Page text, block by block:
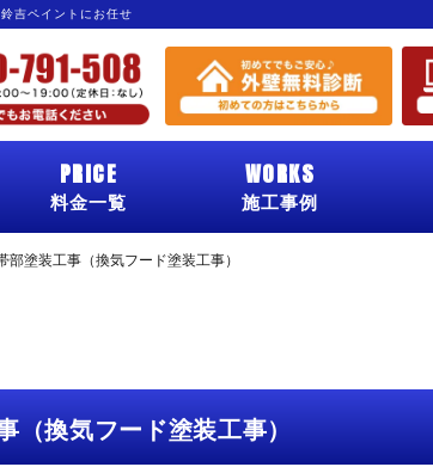
吉ペイントにお任せ
PRICE
料金一覧
WORKS
施工事例
塗装工事（換気フード塗装工事）
（換気フード塗装工事）